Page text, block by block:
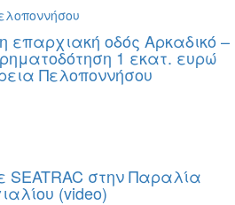
επαρχιακή οδός Αρκαδικό –
1 εκατ. ευρώ
Πελοποννήσου
στην Παραλία
(video)